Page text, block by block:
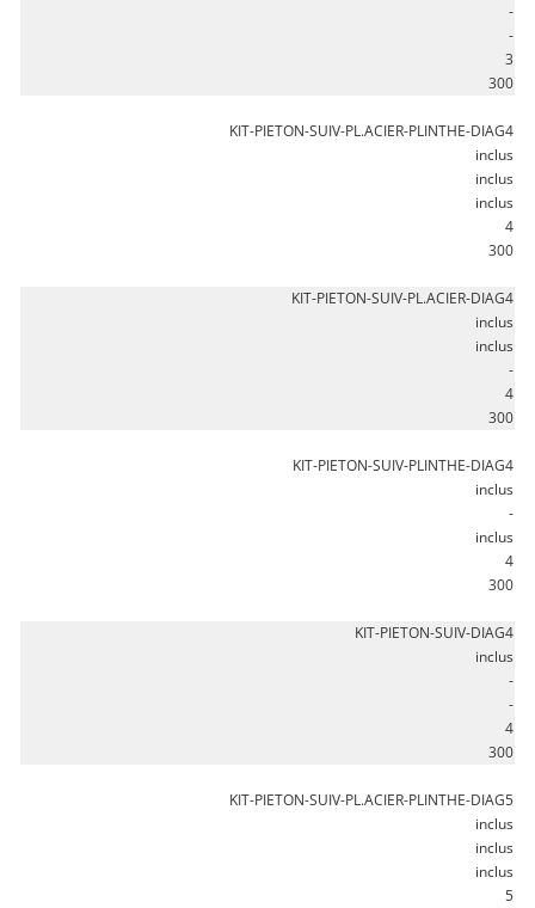
-
-
3
300
KIT-PIETON-SUIV-PL.ACIER-PLINTHE-DIAG4
inclus
inclus
inclus
4
300
KIT-PIETON-SUIV-PL.ACIER-DIAG4
inclus
inclus
-
4
300
KIT-PIETON-SUIV-PLINTHE-DIAG4
inclus
-
inclus
4
300
KIT-PIETON-SUIV-DIAG4
inclus
-
-
4
300
KIT-PIETON-SUIV-PL.ACIER-PLINTHE-DIAG5
inclus
inclus
inclus
5